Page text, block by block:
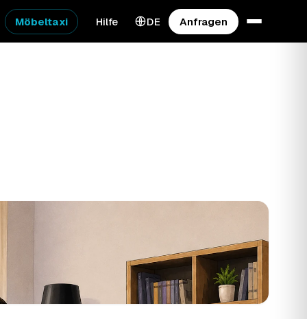
Möbeltaxi Hilfe DE Anfragen